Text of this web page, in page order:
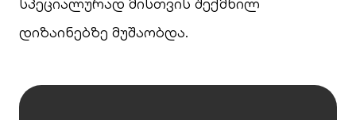
დიზაინებზე მუშაობდა.